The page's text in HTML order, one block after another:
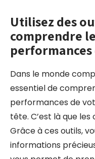
Utilisez des
comprendre
Dans le monde
essentiel de
performances de
tête. C’est là que les
Grâce à ces outils,
informations